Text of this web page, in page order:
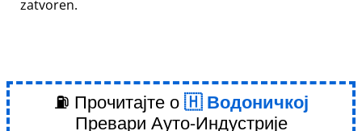
zatvoren.
⛽ Прочитајте о
Водоничкој
Превари Ауто-Индустрије